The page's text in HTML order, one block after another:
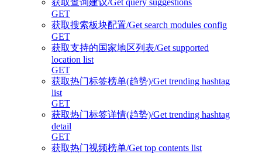
获取查询建议/Get query suggestions
GET
获取搜索板块配置/Get search modules config
GET
获取支持的国家地区列表/Get supported
location list
GET
获取热门标签榜单(趋势)/Get trending hashtag
list
GET
获取热门标签详情(趋势)/Get trending hashtag
detail
GET
获取热门视频榜单/Get top contents list